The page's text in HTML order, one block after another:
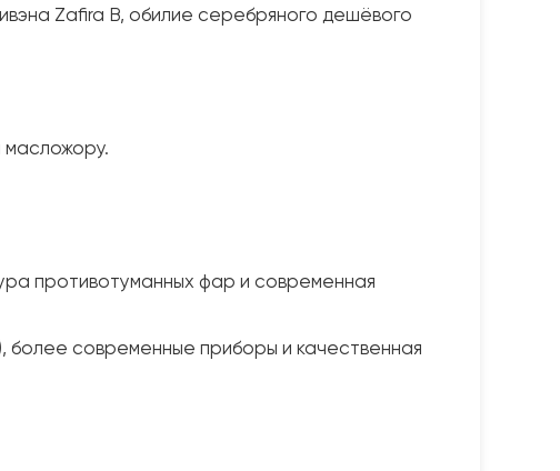
Zafira B, обилие серебряного дешёвого
масложору.
противотуманных фар и современная
более современные приборы и качественная